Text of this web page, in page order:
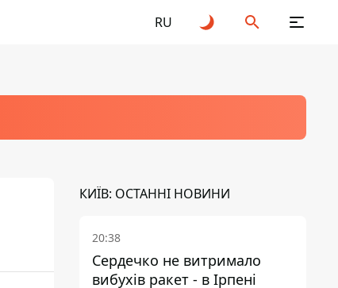
RU
КИЇВ: ОСТАННІ НОВИНИ
20:38
Сердечко не витримало
вибухів ракет - в Ірпені